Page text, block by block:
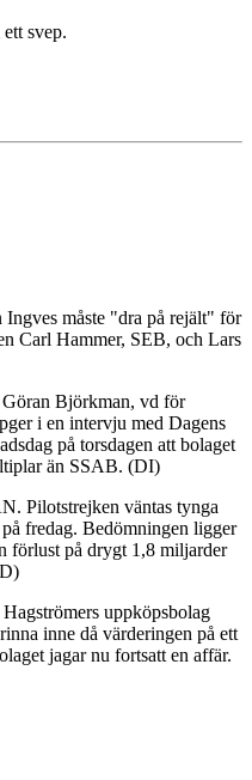
svep.
måste "dra på rejält" för
Carl Hammer, SEB, och Lars
Björkman, vd för
i en intervju med Dagens
på torsdagen att bolaget
än SSAB. (DI)
Pilotstrejken väntas tynga
fredag. Bedömningen ligger
förlust på drygt 1,8 miljarder
uppköpsbolag
inne då värderingen på ett
jagar nu fortsatt en affär.